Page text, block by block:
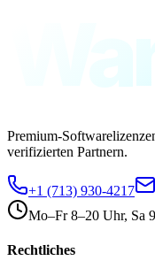
Premium-
verifizierten Partnern.
+1 (713) 930-4217
Mo–Fr 8–20 Uhr, Sa
Rechtliches